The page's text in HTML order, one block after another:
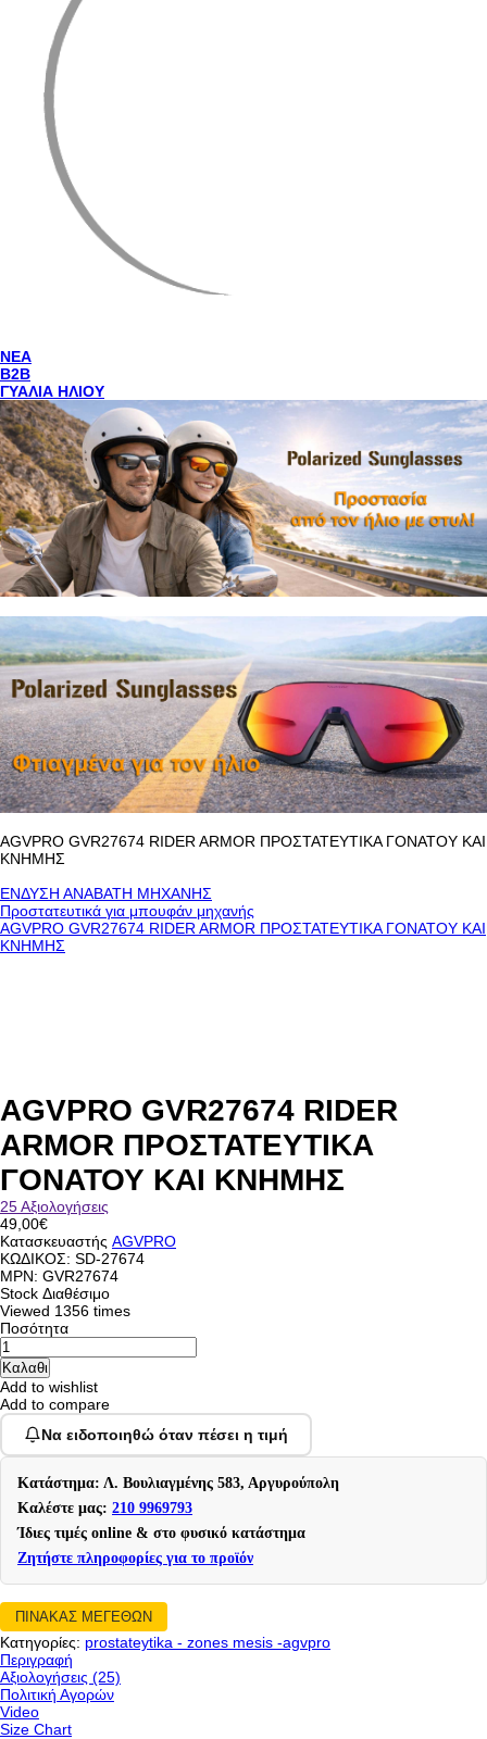
NEA
Β2Β
ΓΥΑΛΙΑ ΗΛΙΟΥ
AGVPRO GVR27674 RIDER ARMOR ΠΡΟΣΤΑΤΕΥΤΙΚΑ ΓΟΝΑΤΟΥ ΚΑΙ
ΚΝΗΜΗΣ
ΕΝΔΥΣΗ ΑΝΑΒΑΤΗ ΜΗΧΑΝΗΣ
Προστατευτικά για μπουφάν μηχανής
AGVPRO GVR27674 RIDER ARMOR ΠΡΟΣΤΑΤΕΥΤΙΚΑ ΓΟΝΑΤΟΥ ΚΑΙ
ΚΝΗΜΗΣ
AGVPRO GVR27674 RIDER
ARMOR ΠΡΟΣΤΑΤΕΥΤΙΚΑ
ΓΟΝΑΤΟΥ ΚΑΙ ΚΝΗΜΗΣ
25 Αξιολογήσεις
49,00€
Κατασκευαστής AGVPRO
ΚΩΔΙΚΟΣ: SD-27674
MPN: GVR27674
Stock Διαθέσιμο
Viewed 1356 times
Ποσότητα
Add to wishlist
Add to compare
Να ειδοποιηθώ όταν πέσει η τιμή
Κατάστημα: Λ. Βουλιαγμένης 583, Αργυρούπολη
Καλέστε μας: 210 9969793
Ίδιες τιμές online & στο φυσικό κατάστημα
Ζητήστε πληροφορίες για το προϊόν
ΠΙΝΑΚΑΣ ΜΕΓΕΘΩΝ
Κατηγορίες: prostateytika - zones mesis -agvpro
Περιγραφή
Αξιολογήσεις (25)
Πολιτική Αγορών
Video
Size Chart